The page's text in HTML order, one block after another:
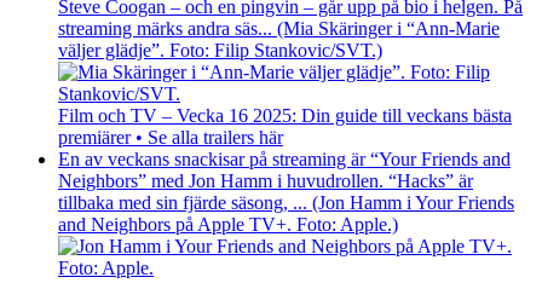
Steve Coogan – och en pingvin – går upp på bio i helgen. På
streaming märks andra säs... (Mia Skäringer i “Ann-Marie
väljer glädje”. Foto: Filip Stankovic/SVT.)
Film och TV – Vecka 16 2025: Din guide till veckans bästa
premiärer • Se alla trailers här
En av veckans snackisar på streaming är “Your Friends and
Neighbors” med Jon Hamm i huvudrollen. “Hacks” är
tillbaka med sin fjärde säsong, ... (Jon Hamm i Your Friends
and Neighbors på Apple TV+. Foto: Apple.)